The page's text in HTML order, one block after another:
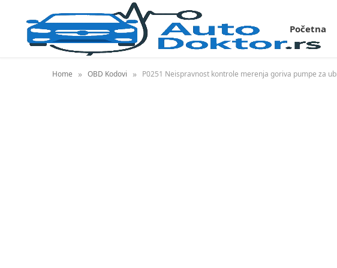
Početna
Home » OBD Kodovi »